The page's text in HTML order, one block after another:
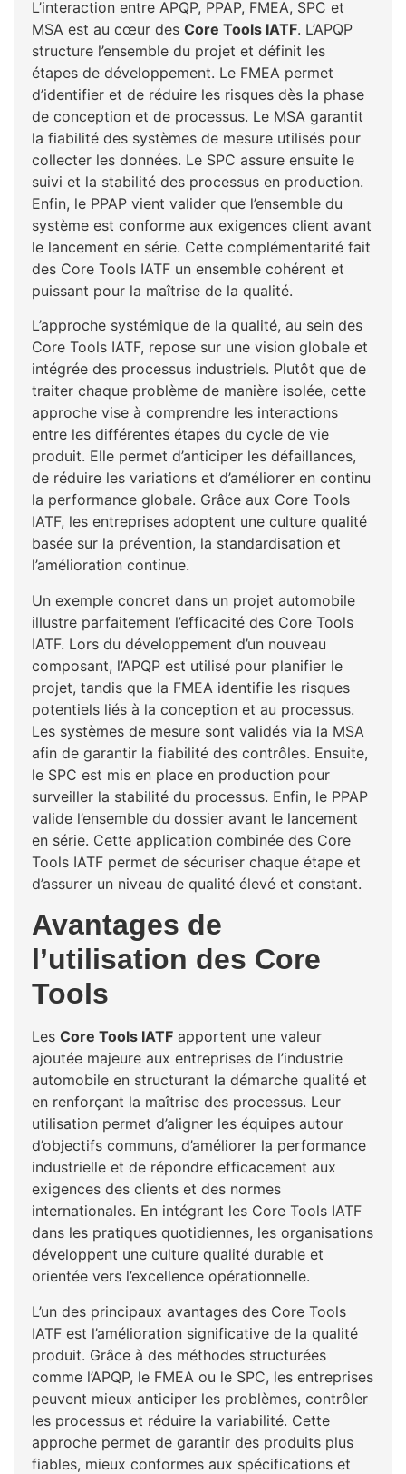
L’interaction entre APQP, PPAP, FMEA, SPC et
MSA est au cœur des Core Tools IATF. L’APQP
structure l’ensemble du projet et définit les
étapes de développement. Le FMEA permet
d’identifier et de réduire les risques dès la phase
de conception et de processus. Le MSA garantit
la fiabilité des systèmes de mesure utilisés pour
collecter les données. Le SPC assure ensuite le
suivi et la stabilité des processus en production.
Enfin, le PPAP vient valider que l’ensemble du
système est conforme aux exigences client avant
le lancement en série. Cette complémentarité fait
des Core Tools IATF un ensemble cohérent et
puissant pour la maîtrise de la qualité.
L’approche systémique de la qualité, au sein des
Core Tools IATF, repose sur une vision globale et
intégrée des processus industriels. Plutôt que de
traiter chaque problème de manière isolée, cette
approche vise à comprendre les interactions
entre les différentes étapes du cycle de vie
produit. Elle permet d’anticiper les défaillances,
de réduire les variations et d’améliorer en continu
la performance globale. Grâce aux Core Tools
IATF, les entreprises adoptent une culture qualité
basée sur la prévention, la standardisation et
l’amélioration continue.
Un exemple concret dans un projet automobile
illustre parfaitement l’efficacité des Core Tools
IATF. Lors du développement d’un nouveau
composant, l’APQP est utilisé pour planifier le
projet, tandis que la FMEA identifie les risques
potentiels liés à la conception et au processus.
Les systèmes de mesure sont validés via la MSA
afin de garantir la fiabilité des contrôles. Ensuite,
le SPC est mis en place en production pour
surveiller la stabilité du processus. Enfin, le PPAP
valide l’ensemble du dossier avant le lancement
en série. Cette application combinée des Core
Tools IATF permet de sécuriser chaque étape et
d’assurer un niveau de qualité élevé et constant.
Avantages de
l’utilisation des Core
Tools
Les Core Tools IATF apportent une valeur
ajoutée majeure aux entreprises de l’industrie
automobile en structurant la démarche qualité et
en renforçant la maîtrise des processus. Leur
utilisation permet d’aligner les équipes autour
d’objectifs communs, d’améliorer la performance
industrielle et de répondre efficacement aux
exigences des clients et des normes
internationales. En intégrant les Core Tools IATF
dans les pratiques quotidiennes, les organisations
développent une culture qualité durable et
orientée vers l’excellence opérationnelle.
L’un des principaux avantages des Core Tools
IATF est l’amélioration significative de la qualité
produit. Grâce à des méthodes structurées
comme l’APQP, le FMEA ou le SPC, les entreprises
peuvent mieux anticiper les problèmes, contrôler
les processus et réduire la variabilité. Cette
approche permet de garantir des produits plus
fiables, mieux conformes aux spécifications et